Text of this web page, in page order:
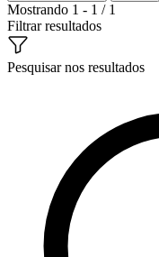
Mostrando 1 - 1 / 1
Filtrar resultados
Pesquisar nos resultados